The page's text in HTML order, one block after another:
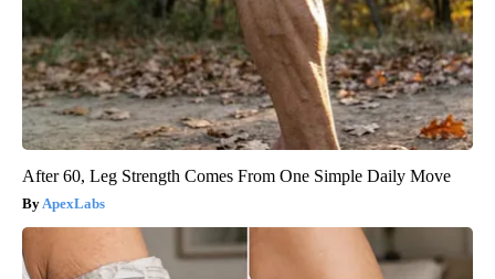
After 60, Leg Strength Comes From One Simple Daily Move
ApexLabs